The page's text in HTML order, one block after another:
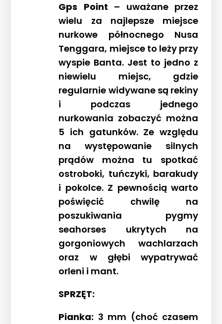
Gps Point – uważane przez
wielu za najlepsze miejsce
nurkowe północnego Nusa
Tenggara, miejsce to leży przy
wyspie Banta. Jest to jedno z
niewielu miejsc, gdzie
regularnie widywane są rekiny
i podczas jednego
nurkowania zobaczyć można
5 ich gatunków. Ze względu
na występowanie silnych
prądów można tu spotkać
ostroboki, tuńczyki, barakudy
i pokolce. Z pewnością warto
poświęcić chwilę na
poszukiwania pygmy
seahorses ukrytych na
gorgoniowych wachlarzach
oraz w głębi wypatrywać
orleni i mant.
SPRZĘT:
Pianka: 3 mm (choć czasem